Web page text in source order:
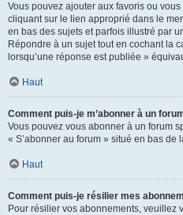
Vous pouvez ajouter aux favoris ou
cliquant sur le lien approprié dans le
en bas des sujets et parfois illustré par
Répondre à un sujet tout en cochant la
lorsqu’une réponse est publiée »
Haut
Comment puis-je m’abonner à un
Vous pouvez vous abonner à un forum
« S’abonner au forum » situé en bas de
Haut
Comment puis-je résilier mes
Pour résilier vos abonnements, veuillez